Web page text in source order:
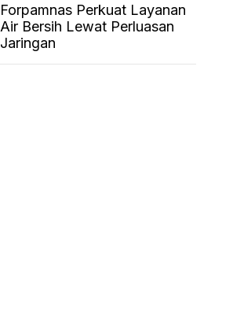
Forpamnas Perkuat Layanan
Air Bersih Lewat Perluasan
Jaringan